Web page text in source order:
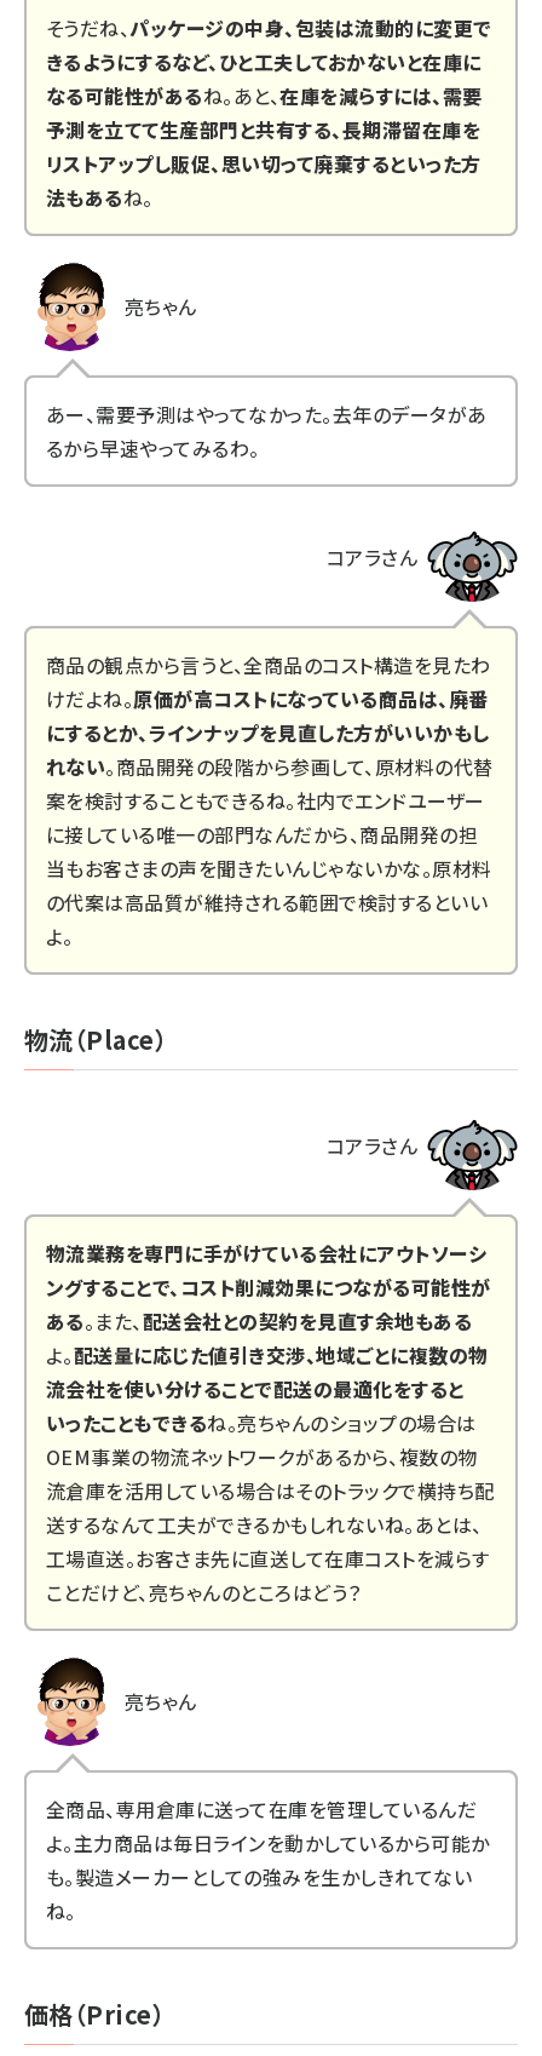
そうだね、パッケージの中身、包装は流動的に変更で
きるようにするなど、ひと工夫しておかないと在庫に
なる可能性があるね。あと、在庫を減らすには、需要
予測を立てて生産部門と共有する、長期滞留在庫を
リストアップし販促、思い切って廃棄するといった方
法もあるね。
亮ちゃん
あー、需要予測はやってなかった。去年のデータがあ
るから早速やってみるわ。
コアラさん
商品の観点から言うと、全商品のコスト構造を見たわ
けだよね。原価が高コストになっている商品は、廃番
にするとか、ラインナップを見直した方がいいかもし
れない。商品開発の段階から参画して、原材料の代替
案を検討することもできるね。社内でエンドユーザー
に接している唯一の部門なんだから、商品開発の担
当もお客さまの声を聞きたいんじゃないかな。原材料
の代案は高品質が維持される範囲で検討するといい
よ。
物流（Place）
コアラさん
物流業務を専門に手がけている会社にアウトソーシ
ングすることで、コスト削減効果につながる可能性が
ある。また、配送会社との契約を見直す余地もある
よ。配送量に応じた値引き交渉、地域ごとに複数の物
流会社を使い分けることで配送の最適化をすると
いったこともできるね。亮ちゃんのショップの場合は
OEM事業の物流ネットワークがあるから、複数の物
流倉庫を活用している場合はそのトラックで横持ち配
送するなんて工夫ができるかもしれないね。あとは、
工場直送。お客さま先に直送して在庫コストを減らす
ことだけど、亮ちゃんのところはどう？
亮ちゃん
全商品、専用倉庫に送って在庫を管理しているんだ
よ。主力商品は毎日ラインを動かしているから可能か
も。製造メーカーとしての強みを生かしきれてない
ね。
価格（Price）